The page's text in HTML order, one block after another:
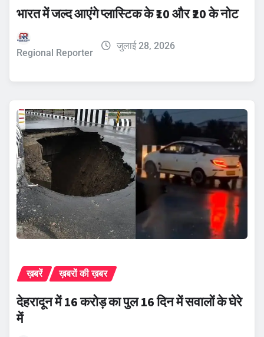
भारत में जल्द आएंगे प्लास्टिक के ₹10 और ₹20 के नोट
Regional Reporter
जुलाई 28, 2026
ख़बरें ख़बरों की ख़बर
देहरादून में 16 करोड़ का पुल 16 दिन में सवालों के घेरे
में